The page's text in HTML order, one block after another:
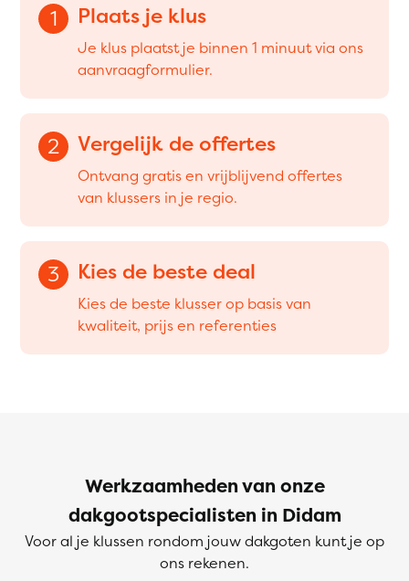
1 Plaats je klus
Je klus plaatst je binnen 1 minuut via ons
aanvraagformulier.
2 Vergelijk de offertes
Ontvang gratis en vrijblijvend offertes
van klussers in je regio.
3 Kies de beste deal
Kies de beste klusser op basis van
kwaliteit, prijs en referenties
Werkzaamheden van onze
dakgootspecialisten in Didam
Voor al je klussen rondom jouw dakgoten kunt je op
ons rekenen.